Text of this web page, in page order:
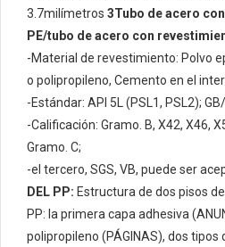
3.7milímetros 3Tubo de acero
PE/tubo de acero con
-Material de revestimiento: Polvo
o polipropileno, Cemento en el
-Estándar: API 5L (PSL1, PSL2);
-Calificación: Gramo. B, X42, X46,
Gramo. C;
-el tercero, SGS, VB, puede ser
DEL PP: Estructura de dos pisos
PP: la primera capa adhesiva
polipropileno (PÁGINAS), dos